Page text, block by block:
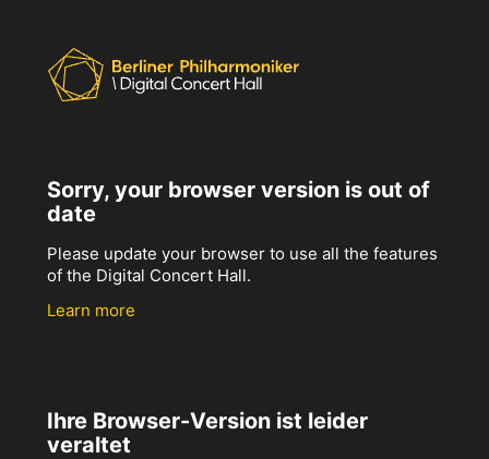
Sorry, your browser version is out of
date
Please update your browser to use all the features
of the Digital Concert Hall.
Learn more
Ihre Browser-Version ist leider
veraltet